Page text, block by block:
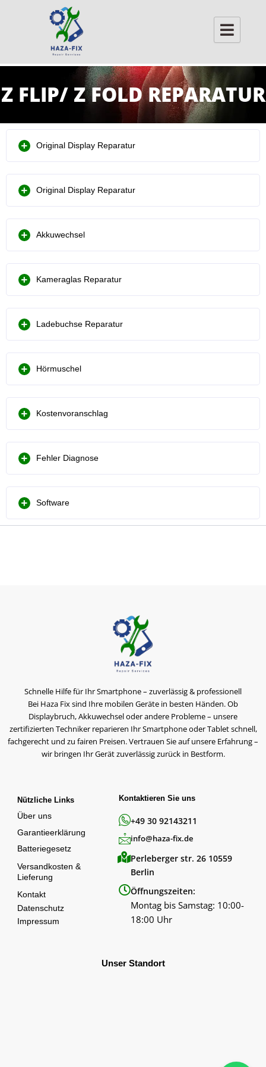
Z FLIP/ Z FOLD REPARATUR
Original Display Reparatur
Original Display Reparatur
Akkuwechsel
Kameraglas Reparatur
Ladebuchse Reparatur
Hörmuschel
Kostenvoranschlag
Fehler Diagnose
Software
Schnelle Hilfe für Ihr Smartphone – zuverlässig & professionell
Bei Haza Fix sind Ihre mobilen Geräte in besten Händen. Ob
Displaybruch, Akkuwechsel oder andere Probleme – unsere
zertifizierten Techniker reparieren Ihr Smartphone oder Tablet schnell,
fachgerecht und zu fairen Preisen. Vertrauen Sie auf unsere Erfahrung –
wir bringen Ihr Gerät zuverlässig zurück in Bestform.
Nützliche Links
Über uns
Garantieerklärung
Batteriegesetz
Versandkosten &
Lieferung
Kontakt
Datenschutz
Impressum
Kontaktieren Sie uns
+49 30 92143211
info@haza-fix.de
Perleberger str. 26 10559
Berlin
Öffnungszeiten:
Montag bis Samstag: 10:00-
18:00 Uhr
Unser Standort